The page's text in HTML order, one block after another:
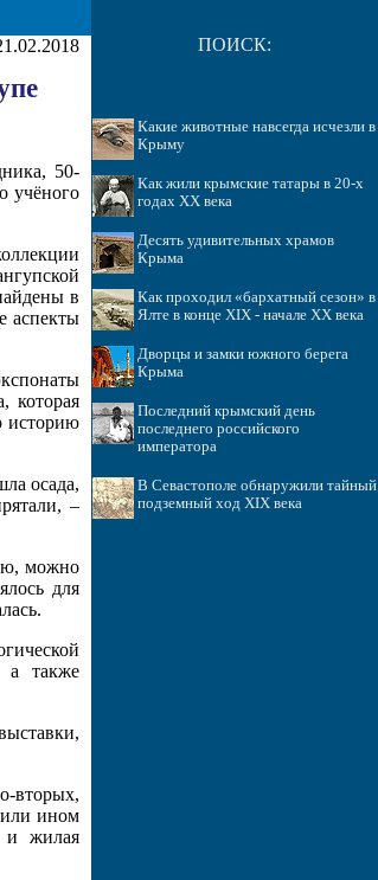
50-
учёного
в
аспекты
которая
историю
осада,
–
можно
для
а также
вторых,
или ином
и жилая
ПОИСК:
Какие животные навсегда исчезли в
Крыму
Как жили крымские татары в 20-х
годах ХХ века
Десять удивительных храмов
Крыма
Как проходил «бархатный сезон» в
Ялте в конце XIX - начале XX века
Дворцы и замки южного берега
Крыма
Последний крымский день
последнего российского
императора
В Севастополе обнаружили тайный
подземный ход XIX века